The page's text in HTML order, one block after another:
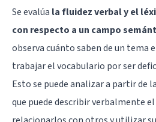
Se evalúa la fluidez verbal y el
con respecto a un campo
observa cuánto saben de un tema
trabajar el vocabulario por ser
Esto se puede analizar a partir de
que puede describir verbalmente